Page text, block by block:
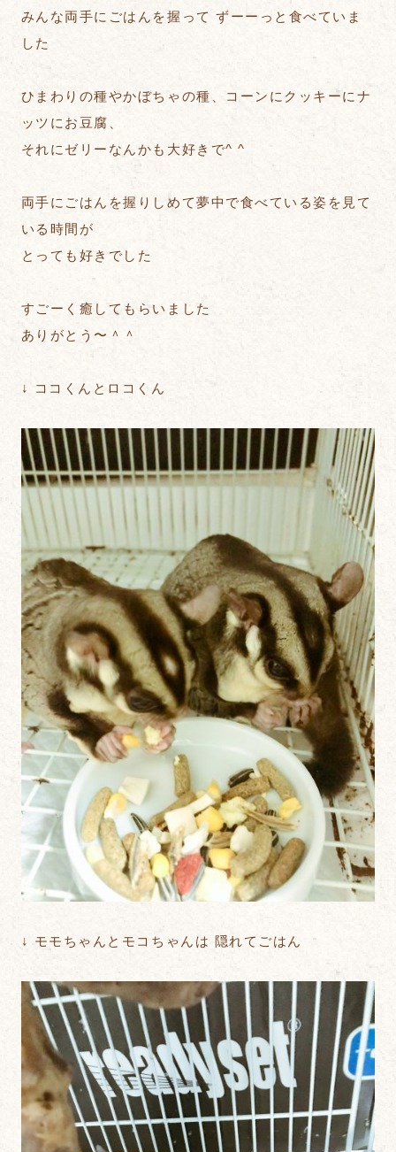
みんな両手にごはんを握って ずーーっと食べていま
した
ひまわりの種やかぼちゃの種、コーンにクッキーにナ
ッツにお豆腐、
それにゼリーなんかも大好きで^ ^
両手にごはんを握りしめて夢中で食べている姿を見て
いる時間が
とっても好きでした
すごーく癒してもらいました
ありがとう〜＾＾
↓ ココくんとロコくん
↓ モモちゃんとモコちゃんは 隠れてごはん